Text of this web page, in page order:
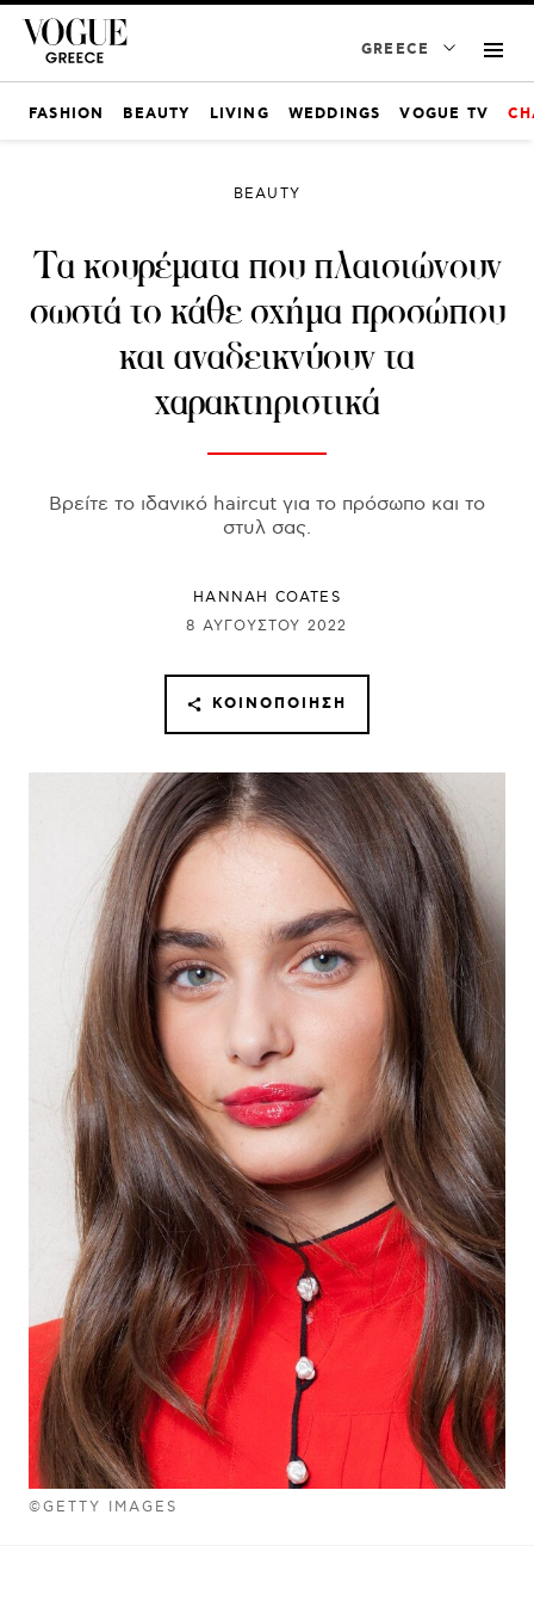
GREECE
FASHION BEAUTY LIVING WEDDINGS VOGUE TV
©GETTY IMAGES
BEAUTY
Τα κουρέματα που πλαισιώνουν
σωστά το κάθε σχήμα προσώπου
και αναδεικνύουν τα
χαρακτηριστικά
Βρείτε το ιδανικό haircut για το πρόσωπο και το
στυλ σας.
HANNAH COATES
8 ΑΥΓΟΎΣΤΟΥ 2022
ΚΟΙΝΟΠΟΊΗΣΗ